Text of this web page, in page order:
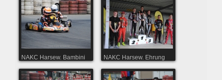
NAKC Harsew. Bambini NAKC Harsew. Ehrung